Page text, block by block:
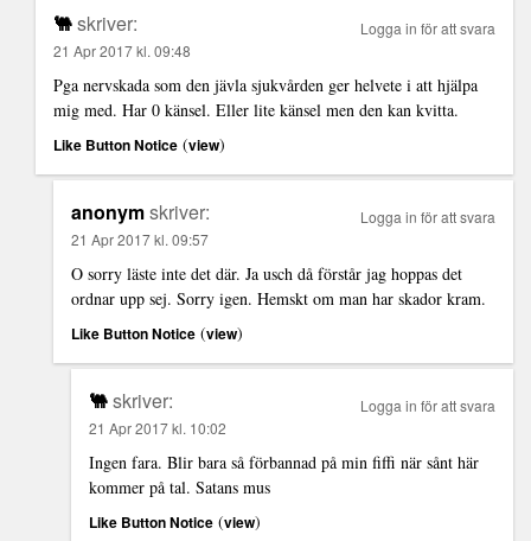
🐫skriver:
21 Apr 2017 kl. 09:48
Pga nervskada som den jävla sjukvården ger helvete i att hjälpa
mig med. Har 0 känsel. Eller lite känsel men den kan kvitta.
Like Button Notice (view)
Logga in för att svara
anonymskriver:
21 Apr 2017 kl. 09:57
O sorry läste inte det där. Ja usch då förstår jag hoppas det
ordnar upp sej. Sorry igen. Hemskt om man har skador kram.
Like Button Notice (view)
Logga in för att svara
🐫skriver:
21 Apr 2017 kl. 10:02
Ingen fara. Blir bara så förbannad på min fiffi när sånt här
kommer på tal. Satans mus
Like Button Notice (view)
Logga in för att svara